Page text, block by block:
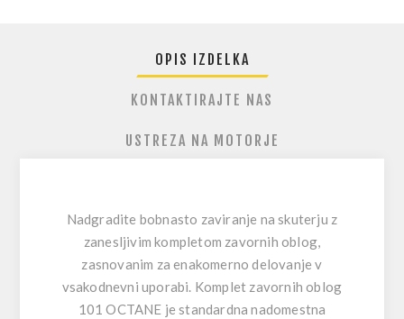
OPIS IZDELKA
KONTAKTIRAJTE NAS
USTREZA NA MOTORJE
Nadgradite bobnasto zaviranje na skuterju z
zanesljivim kompletom zavornih oblog,
zasnovanim za enakomerno delovanje v
vsakodnevni uporabi. Komplet zavornih oblog
101 OCTANE je standardna nadomestna